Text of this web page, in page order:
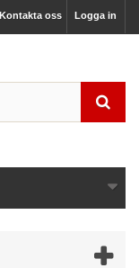
Logga in
Kontakta oss